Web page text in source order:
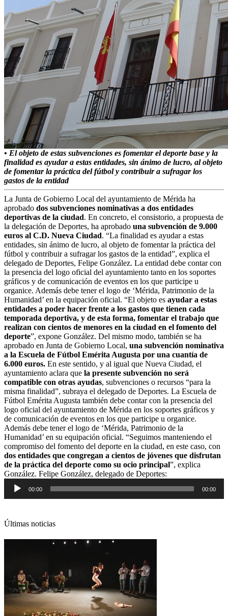
• El objeto de estas subvenciones es fomentar el deporte base y la
finalidad es ayudar a estas entidades, sin ánimo de lucro, al objeto
de fomentar la práctica del fútbol y contribuir a sufragar los
gastos de la entidad
La Junta de Gobierno Local del ayuntamiento de Mérida ha
aprobado dos subvenciones nominativas a dos entidades
deportivas de la ciudad. En concreto, el consistorio, a propuesta de
la delegación de Deportes, ha aprobado una subvención de 9.000
euros al C.D. Nueva Ciudad. “La finalidad es ayudar a estas
entidades, sin ánimo de lucro, al objeto de fomentar la práctica del
fútbol y contribuir a sufragar los gastos de la entidad”, explica el
delegado de Deportes, Felipe González. La entidad debe contar con
la presencia del logo oficial del ayuntamiento tanto en los soportes
gráficos y de comunicación de eventos en los que participe u
organice. Además debe tener el logo de ‘Mérida, Patrimonio de la
Humanidad’ en la equipación oficial. “El objeto es ayudar a estas
entidades a poder hacer frente a los gastos que tienen cada
temporada deportiva, y de esta forma, fomentar el trabajo que
realizan con cientos de menores en la ciudad en el fomento del
deporte”, expone González. Del mismo modo, también se ha
aprobado en Junta de Gobierno Local, una subvención nominativa
a la Escuela de Fútbol Emérita Augusta por una cuantía de
6.000 euros. En este sentido, y al igual que Nueva Ciudad, el
ayuntamiento aclara que la presente subvención no será
compatible con otras ayudas, subvenciones o recursos “para la
misma finalidad”, subraya el delegado de Deportes. La Escuela de
Fútbol Emérita Augusta también debe contar con la presencia del
logo oficial del ayuntamiento de Mérida en los soportes gráficos y
de comunicación de eventos en los que participe u organice.
Además debe tener el logo de ‘Mérida, Patrimonio de la
Humanidad’ en su equipación oficial. “Seguimos manteniendo el
compromiso del fomento del deporte en la ciudad, en este caso, con
dos entidades que congregan a cientos de jóvenes que disfrutan
de la práctica del deporte como su ocio principal”, explica
González. Felipe González, delegado de Deportes:
audio
00:00 00:00
Últimas noticias